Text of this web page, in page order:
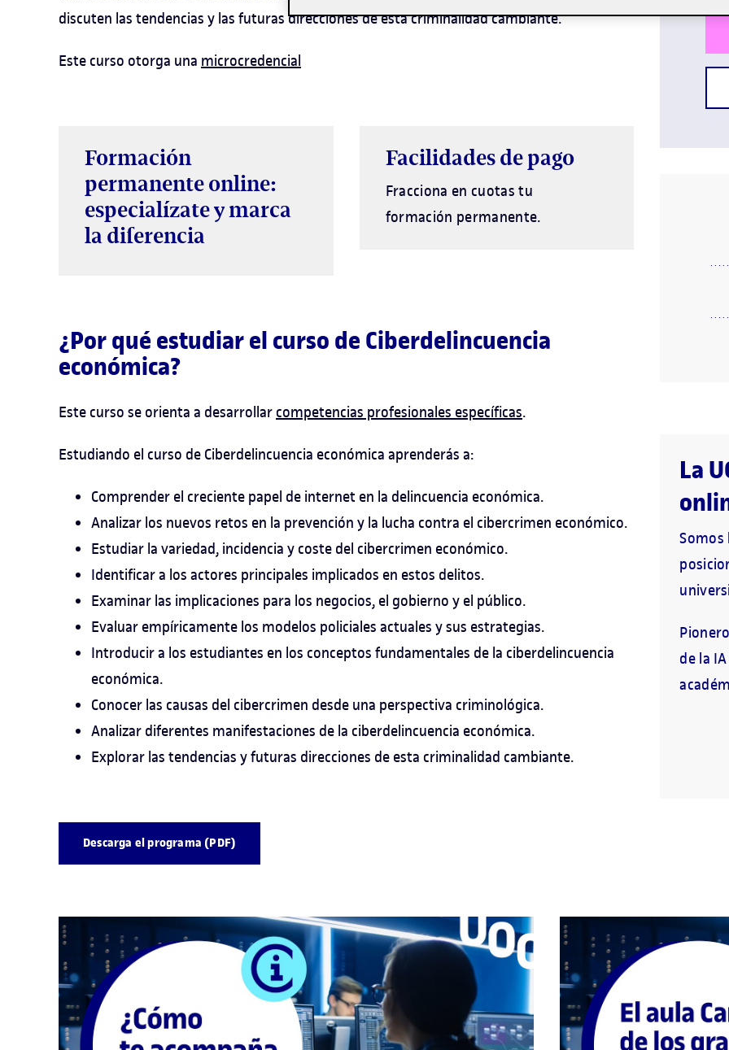
discuten las tendencias y las futuras direcciones de esta criminalidad cambiante.
Este curso otorga una microcredencial
Formación
permanente online:
especialízate y marca
la diferencia
Facilidades de pago
Fracciona en cuotas tu
formación permanente.
¿Por qué estudiar el curso de Ciberdelincuencia
económica?
Este curso se orienta a desarrollar competencias profesionales específicas.
Estudiando el curso de Ciberdelincuencia económica aprenderás a:
Comprender el creciente papel de internet en la delincuencia económica.
Analizar los nuevos retos en la prevención y la lucha contra el cibercrimen económico.
Estudiar la variedad, incidencia y coste del cibercrimen económico.
Identificar a los actores principales implicados en estos delitos.
Examinar las implicaciones para los negocios, el gobierno y el público.
Evaluar empíricamente los modelos policiales actuales y sus estrategias.
Introducir a los estudiantes en los conceptos fundamentales de la ciberdelincuencia
económica.
Conocer las causas del cibercrimen desde una perspectiva criminológica.
Analizar diferentes manifestaciones de la ciberdelincuencia económica.
Explorar las tendencias y futuras direcciones de esta criminalidad cambiante.
Descarga el programa (PDF)
La
Somos
de la